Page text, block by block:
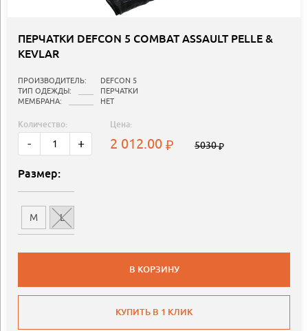
ПЕРЧАТКИ DEFCON 5 COMBAT ASSAULT PELLE &
KEVLAR
ПРОИЗВОДИТЕЛЬ:
DEFCON 5
ТИП ОДЕЖДЫ:
ПЕРЧАТКИ
МЕМБРАНА:
НЕТ
Количество:
- +
Цена:
2 012.00 5030
Размер:
M L
В КОРЗИНУ
КУПИТЬ В 1 КЛИК